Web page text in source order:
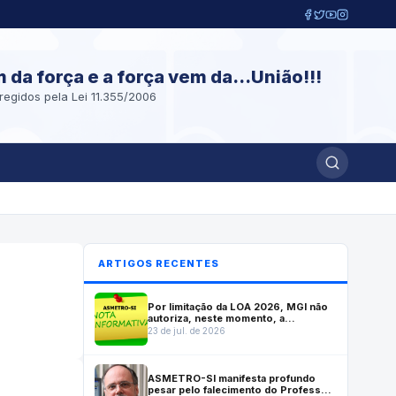
da força e a força vem da...União!!!
pela Lei 11.355/2006
ARTIGOS RECENTES
Por limitação da LOA 2026, MGI não
autoriza, neste momento, a
convocação do Cadastro de Reserva
23 de jul. de 2026
ASMETRO-SI manifesta profundo
pesar pelo falecimento do Professor